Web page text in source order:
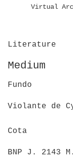
Virtual
Literature
Medium
Fundo
Violante de
Cota
BNP J. 2143